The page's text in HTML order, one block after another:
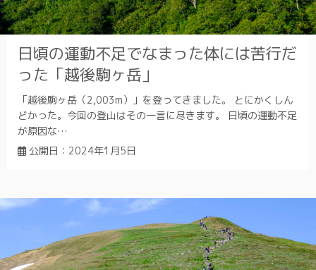
日頃の運動不足でなまった体には苦行だ
った「越後駒ヶ岳」
「越後駒ヶ岳（2,003m）」を登ってきました。 とにかくしん
どかった。今回の登山はその一言に尽きます。 日頃の運動不足
が原因な…
公開日： 2024年1月5日